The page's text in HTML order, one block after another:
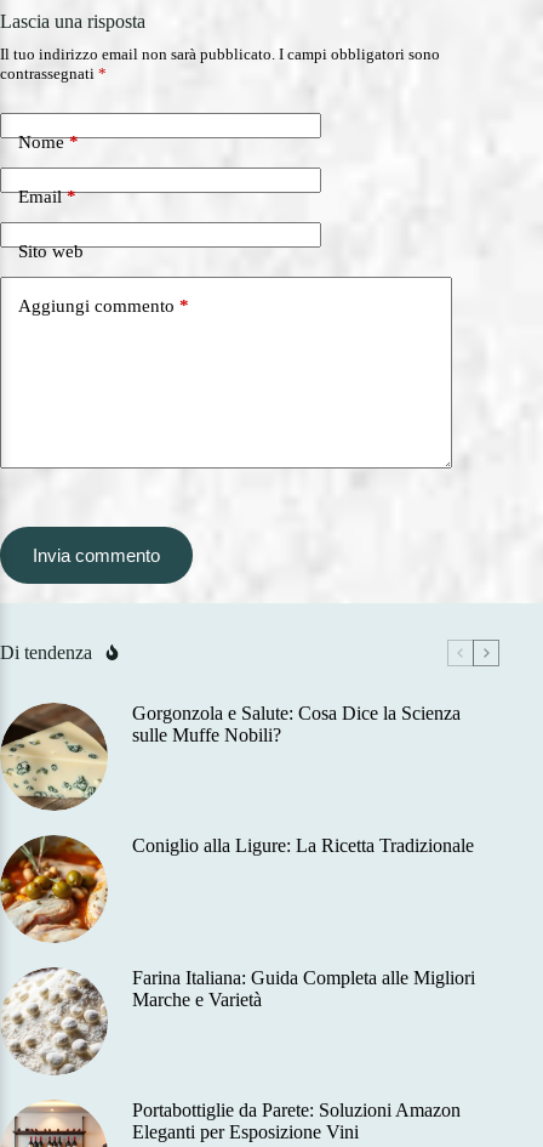
Lascia una risposta
Il tuo indirizzo email non sarà pubblicato. I campi obbligatori sono
contrassegnati *
Nome*
Email*
Sito web
Aggiungi commento *
Invia commento
Di tendenza
Gorgonzola e Salute: Cosa Dice la Scienza
sulle Muffe Nobili?
Coniglio alla Ligure: La Ricetta Tradizionale
Farina Italiana: Guida Completa alle Migliori
Marche e Varietà
Portabottiglie da Parete: Soluzioni Amazon
Eleganti per Esposizione Vini